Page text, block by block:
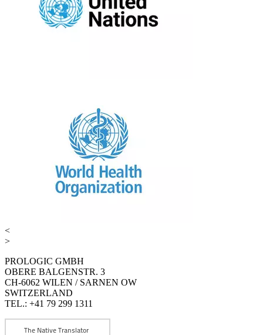
<
>
PROLOGIC GMBH
OBERE BALGENSTR. 3
CH-6062 WILEN / SARNEN OW
SWITZERLAND
TEL.: +41 79 299 1311